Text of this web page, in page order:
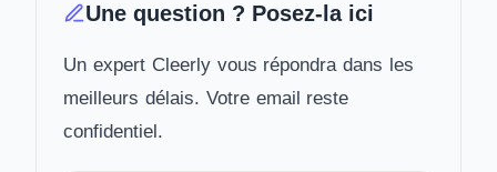
Une question ? Posez-la ici
Un expert Cleerly vous répondra dans les
meilleurs délais. Votre email reste
confidentiel.